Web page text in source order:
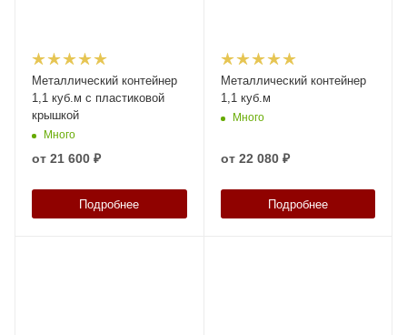
Металлический контейнер
1,1 куб.м с пластиковой
крышкой
Много
от 21 600 ₽
Подробнее
Металлический контейнер
1,1 куб.м
Много
от 22 080 ₽
Подробнее